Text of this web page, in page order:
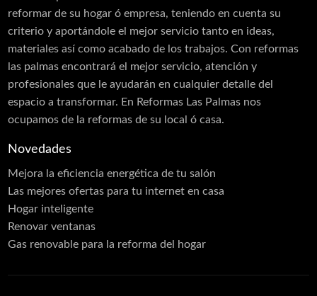
Cerramientos
Moldes
Puertas Aluminio
Carpintería de Madera
Carpintería Metálica
Contraventanas
Corte de Vidrios
Cortinas
Cristalería
Escaleras
reformar de su hogar ó empresa, teniendo en cuenta su
criterio y aportándole el mejor servicio tanto en ideas,
materiales así como acabado de los trabajos. Con reformas
las palmas encontrará el mejor servicio, atención y
profesionales que le ayudarán en cualquier detalle del
espacio a transformar. En Reformas Las Palmas nos
ocupamos de la reformas de su local ó casa.
Novedades
Mejora la eficiencia energética de tu salón
Las mejores ofertas para tu internet en casa
Hogar inteligente
Renovar ventanas
Gas renovable para la reforma del hogar